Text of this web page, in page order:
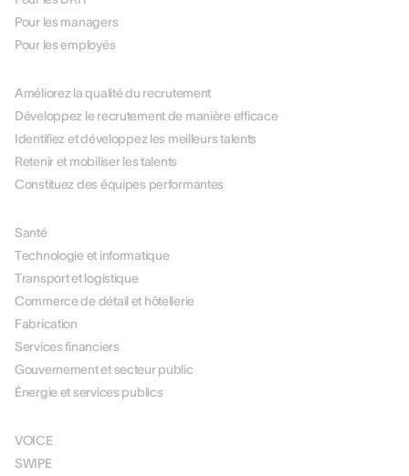
Pour les managers
Pour les employés
Améliorez la qualité du recrutement
Développez le recrutement de manière efficace
Identifiez et développez les meilleurs talents
Retenir et mobiliser les talents
Constituez des équipes performantes
Santé
Technologie et informatique
Transport et logistique
Commerce de détail et hôtellerie
Fabrication
Services financiers
Gouvernement et secteur public
Énergie et services publics
VOICE
SWIPE